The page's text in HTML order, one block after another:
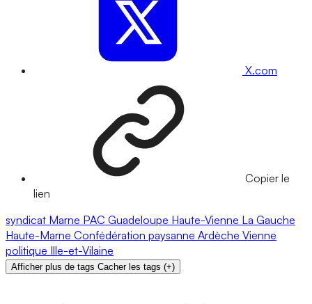
X.com
Copier le
lien
syndicat Marne PAC Guadeloupe Haute-Vienne La Gauche
Haute-Marne Confédération paysanne Ardèche Vienne
politique Ille-et-Vilaine
Afficher plus de tags Cacher les tags (+)